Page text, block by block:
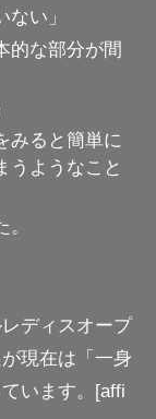
い」
的な部分が間
みると簡単に
うようなこと
ディスオープ
現在は「一身
います。[affi